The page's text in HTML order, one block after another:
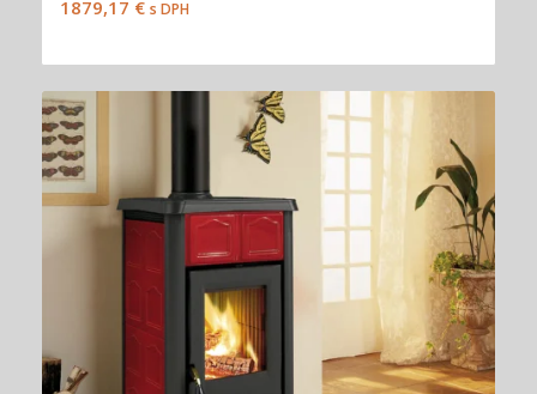
1879,17 € s DPH